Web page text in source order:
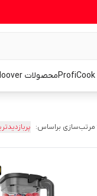
محصولات Hoover
مرتب‌سازی براساس: